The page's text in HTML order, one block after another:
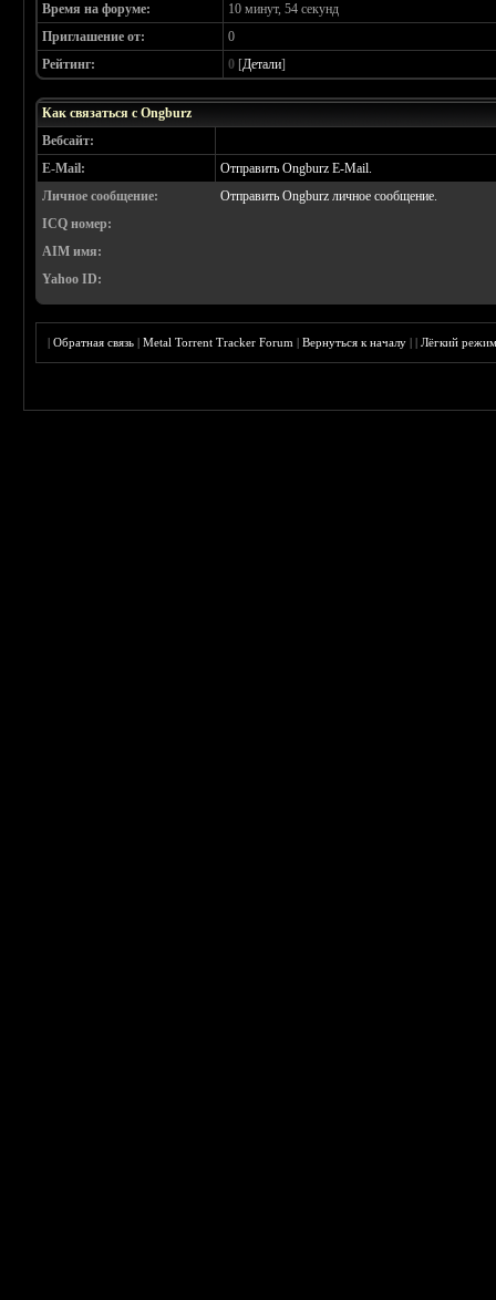
Время на форуме:
10 минут, 54 секунд
Приглашение от:
0
Рейтинг:
0 [Детали]
Как связаться с Ongburz
Вебсайт:
E-Mail:
Отправить Ongburz E-Mail.
Личное сообщение:
Отправить Ongburz личное сообщение.
ICQ номер:
AIM имя:
Yahoo ID:
|Обратная связь |Metal Torrent Tracker Forum |Вернуться к началу ||Лёгкий